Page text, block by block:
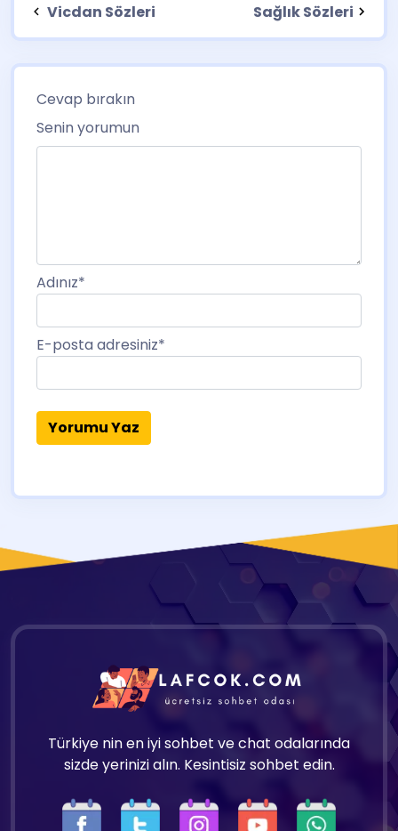
Vicdan Sözleri Sağlık Sözleri
Cevap bırakın
Senin yorumun
Adınız*
E-posta adresiniz*
Türkiye nin en iyi sohbet ve chat odalarında
sizde yerinizi alın. Kesintisiz sohbet edin.